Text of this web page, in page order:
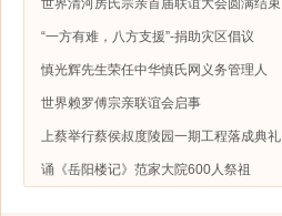
“一方有难，八方支援”-捐助灾区倡议
慎光辉先生荣任中华慎氏网义务管理人
世界赖罗傅宗亲联谊会启事
上蔡举行蔡侯叔度陵园一期工程落成典礼
诵《岳阳楼记》范家大院600人祭祖